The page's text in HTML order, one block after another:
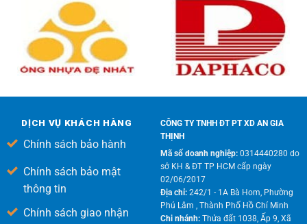
DỊCH VỤ KHÁCH HÀNG
Chính sách bảo hành
Chính sách bảo mật
thông tin
Chính sách giao nhận
CÔNG TY TNHH ĐT PT XD AN GIA
THỊNH
Mã số doanh nghiệp:0314440280 do
sở KH & ĐT TP HCM cấp ngày
02/06/2017
Địa chỉ:242/1 - 1A Bà Hom, Phường
Phú Lâm , Thành Phố Hồ Chí Minh
Chi nhánh: Thửa đất 1038, Ấp 9, Xã